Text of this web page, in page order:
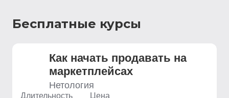
Бесплатные курсы
Как начать продавать на
маркетплейсах
Нетология
Длительность
Цена